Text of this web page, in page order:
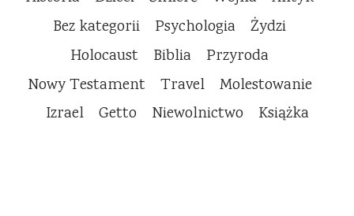
Bez kategorii
Psychologia
Żydzi
Holocaust
Biblia
Przyroda
Nowy Testament
Travel
Molestowanie
Izrael
Getto Niewolnictwo Książka